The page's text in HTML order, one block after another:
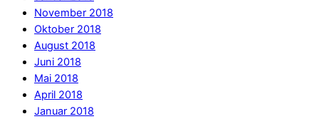
November 2018
Oktober 2018
August 2018
Juni 2018
Mai 2018
April 2018
Januar 2018